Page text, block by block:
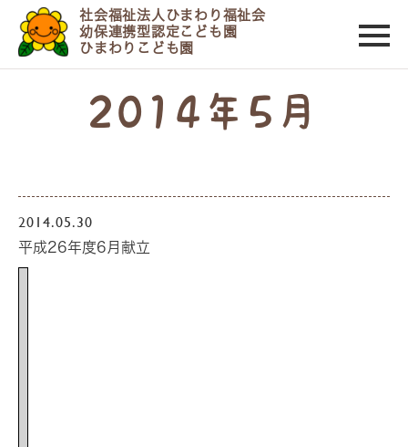
社会福祉法人ひまわり福祉会
幼保連携型認定こども園
ひまわりこども園
2014年5月
2014.05.30
平成26年度6月献立